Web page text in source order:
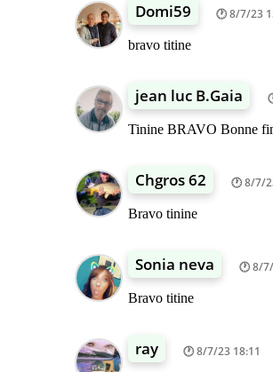
Domi59 8/7/23
bravo titine
jean luc B.Gaia
Tinine BRAVO Bonne
Chgros 62 8/7/
Bravo tinine
Sonia neva 8/
Bravo titine
ray 8/7/23 18:11